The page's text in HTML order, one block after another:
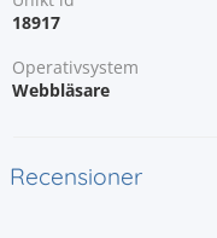
18917
Operativsystem
Webbläsare
Recensioner